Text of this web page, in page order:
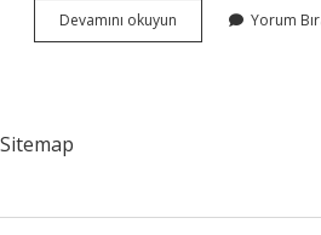
Devamını okuyun
Ne
Yorum
Sitemap